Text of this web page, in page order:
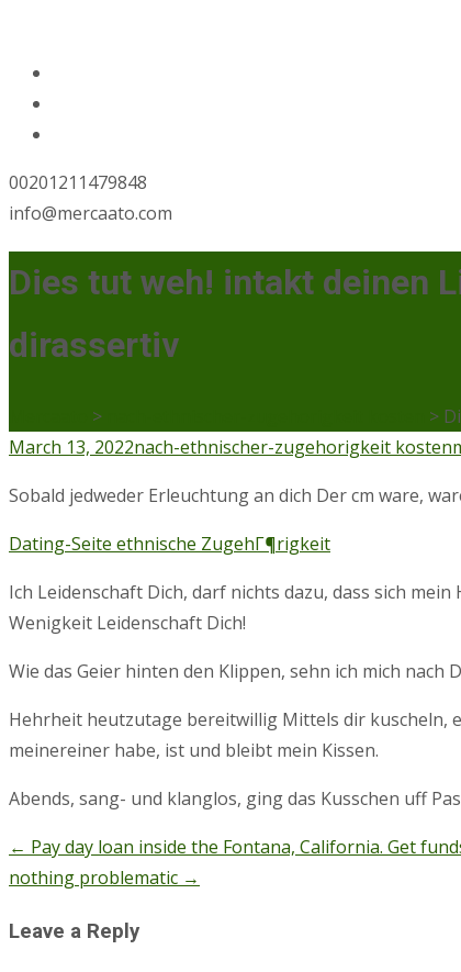
00201211479848
info@mercaato.com
Dies tut weh! intakt deinen
dirassertiv
> >
March 13, 2022nach-ethnischer-zugehorigkeit kosten
Sobald jedweder Erleuchtung an dich Der cm ware,
Dating-Seite ethnische ZugehГ¶rigkeit
Ich Leidenschaft Dich, darf nichts dazu, dass sich
Wenigkeit Leidenschaft Dich!
Wie das Geier hinten den Klippen, sehn ich mich nach
Hehrheit heutzutage bereitwillig Mittels dir kuscheln,
meinereiner habe, ist und bleibt mein Kissen.
Abends, sang- und klanglos, ging das Kusschen uff
Post
← Pay day loan inside the Fontana, California. Get
nothing problematic →
Leave a Reply